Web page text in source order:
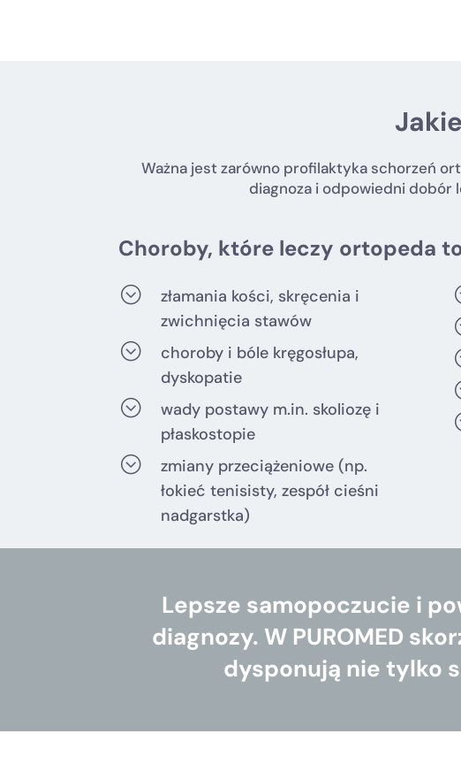
Ważna jest zarówno profilaktyka schorzeń
diagnoza i odpowiedni dobór
Choroby, które leczy ortopeda
;
złamania kości, skręcenia i
zwichnięcia stawów
;
choroby i bóle kręgosłupa,
dyskopatie
;
wady postawy m.in. skoliozę i
płaskostopie
;
zmiany przeciążeniowe (np.
łokieć tenisisty, zespół cieśni
nadgarstka)
Lepsze samopoczucie i
diagnozy. W PUROMED
dysponują nie tylko